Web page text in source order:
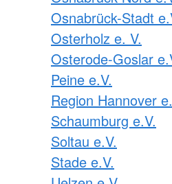
Osnabrück-Stadt
Osterholz e. V.
Osterode-Goslar
Peine e.V.
Region Hannover
Schaumburg e.V.
Soltau e.V.
Stade e.V.